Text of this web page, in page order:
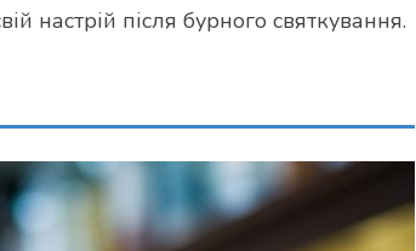
настрій після бурного святкування.